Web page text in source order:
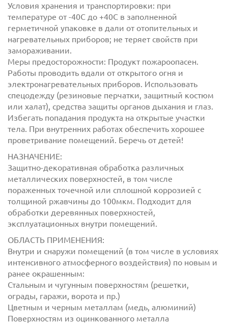
сполитикой обработки персональных данных
ознакомлен(-а) и даю
персональных данных
сполитикой конфиденциальности ознакомлен(-а)
и даю согласие
Отправить
Условия хранения и транспортировки: при
температуре от -40С до +40С в заполненной
герметичной упаковке в дали от отопительных и
нагревательных приборов; не теряет свойств при
замораживании.
Меры предосторожности: Продукт пожароопасен.
Работы проводить вдали от открытого огня и
электронагревательных приборов. Использовать
спецодежду (резиновые перчатки, защитный костюм
или халат), средства защиты органов дыхания и глаз.
Избегать попадания продукта на открытые участки
тела. При внутренних работах обеспечить хорошее
проветривание помещений. Беречь от детей!
НАЗНАЧЕНИЕ:
Защитно-декоративная обработка различных
металлических поверхностей, в том числе
пораженных точечной или сплошной коррозией с
толщиной ржавчины до 100мкм. Подходит для
обработки деревянных поверхностей,
эксплуатационных внутри помещений.
ОБЛАСТЬ ПРИМЕНЕНИЯ:
Внутри и снаружи помещений (в том числе в условиях
интенсивного атмосферного воздействия) по новым и
ранее окрашенным:
Стальным и чугунным поверхностям (решетки,
ограды, гаражи, ворота и пр.)
Цветным и черным металлам (медь, алюминий)
Поверхностям из оцинкованного металла